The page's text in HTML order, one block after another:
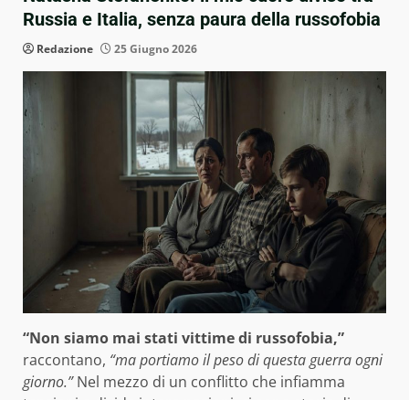
Russia e Italia, senza paura della russofobia
Redazione 25 Giugno 2026
“Non siamo mai stati vittime di russofobia,”
raccontano, “ma portiamo il peso di questa guerra ogni
giorno.”Nel mezzo di un conflitto che infiamma